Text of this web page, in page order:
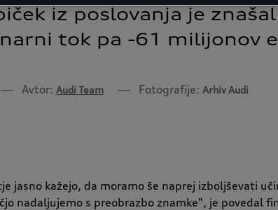
iz poslovanja je
tok pa -61 milijonov
Avtor: Audi Team Fotografije: Arhiv Audi
jasno kažejo, da moramo še naprej izboljševati
nadaljujemo s preobrazbo znamke", je povedal